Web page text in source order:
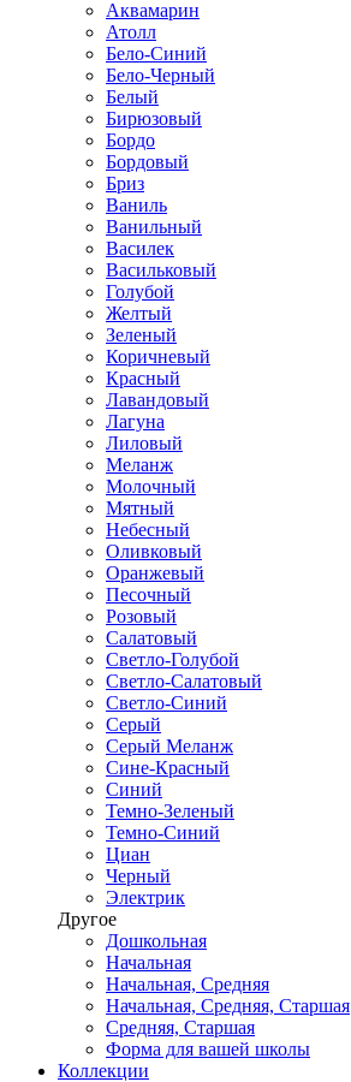
Аквамарин
Атолл
Бело-Синий
Бело-Черный
Белый
Бирюзовый
Бордо
Бордовый
Бриз
Ваниль
Ванильный
Василек
Васильковый
Голубой
Желтый
Зеленый
Коричневый
Красный
Лавандовый
Лагуна
Лиловый
Меланж
Молочный
Мятный
Небесный
Оливковый
Оранжевый
Песочный
Розовый
Салатовый
Светло-Голубой
Светло-Салатовый
Светло-Синий
Серый
Серый Меланж
Сине-Красный
Синий
Темно-Зеленый
Темно-Синий
Циан
Черный
Электрик
Другое
Дошкольная
Начальная
Начальная, Средняя
Начальная, Средняя, Старшая
Средняя, Старшая
Форма для вашей школы
Коллекции